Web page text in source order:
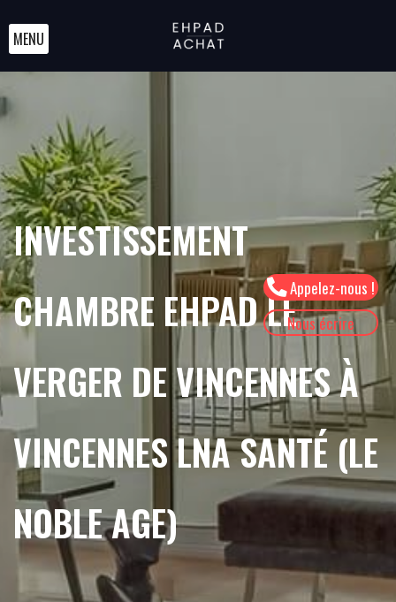
Appelez-nous !
Nous écrire
MENU
INVESTISSEMENT
CHAMBRE EHPAD LE
VERGER DE VINCENNES À
VINCENNES LNA SANTÉ (LE
NOBLE AGE)